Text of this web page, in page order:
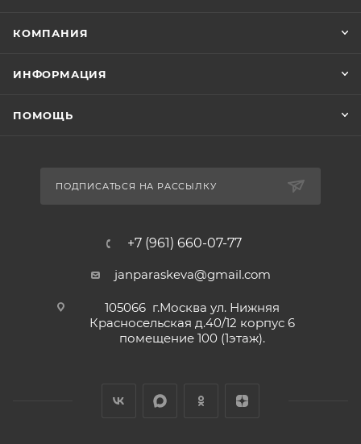
КОМПАНИЯ
ИНФОРМАЦИЯ
ПОМОЩЬ
ПОДПИСАТЬСЯ НА РАССЫЛКУ
+7 (961) 660-07-77
janparaskeva@gmail.com
105066 г.Москва ул. Нижняя
Красносельская д.40/12 корпус 6
помещение 100 (1этаж).